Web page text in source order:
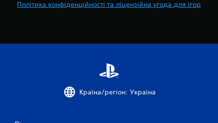
о
Політика конфіденційності та ліцензійна угода для ігор
Країна/регіон: Україна